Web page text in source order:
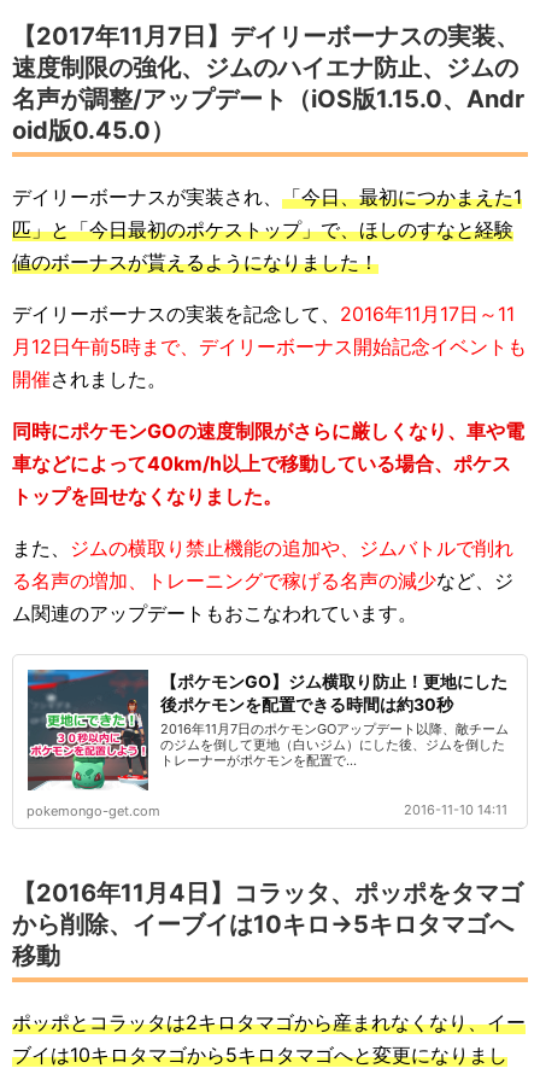
【2017年11月7日】デイリーボーナスの実装、
速度制限の強化、ジムのハイエナ防止、ジムの
名声が調整/アップデート（iOS版1.15.0、Andr
oid版0.45.0）
デイリーボーナスが実装され、 「今日、最初につかまえた1
匹」と「今日最初のポケストップ」で、ほしのすなと経験
値のボーナスが貰えるようになりました！
デイリーボーナスの実装を記念して、 2016年11月17日～11
月12日午前5時まで、デイリーボーナス開始記念イベントも
開催されました。
同時にポケモンGOの速度制限がさらに厳しくなり、車や電
車などによって40km/h以上で移動している場合、ポケス
トップを回せなくなりました。
また、 ジムの横取り禁止機能の追加や、ジムバトルで削れ
る名声の増加、トレーニングで稼げる名声の減少など、ジ
ム関連のアップデートもおこなわれています。
【ポケモンGO】ジム横取り防止！更地にした
後ポケモンを配置できる時間は約30秒
2016年11月7日のポケモンGOアップデート以降、敵チーム
のジムを倒して更地（白いジム）にした後、ジムを倒した
トレーナーがポケモンを配置で...
pokemongo-get.com 2016-11-10 14:11
【2016年11月4日】コラッタ、ポッポをタマゴ
から削除、イーブイは10キロ→5キロタマゴへ
移動
ポッポとコラッタは2キロタマゴから産まれなくなり、イー
ブイは10キロタマゴから5キロタマゴへと変更になりまし